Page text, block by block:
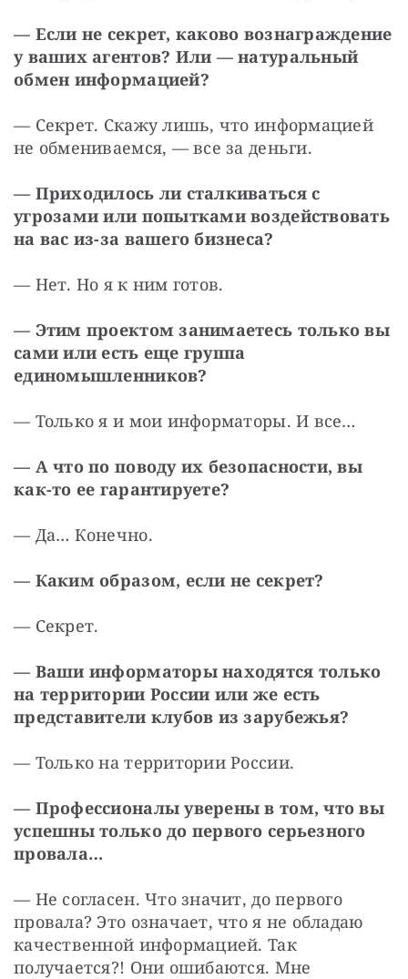
— Если не секрет, каково вознаграждение
у ваших агентов? Или — натуральный
обмен информацией?
— Секрет. Скажу лишь, что информацией
не обмениваемся, — все за деньги.
— Приходилось ли сталкиваться с
угрозами или попытками воздействовать
на вас из-за вашего бизнеса?
— Нет. Но я к ним готов.
— Этим проектом занимаетесь только вы
сами или есть еще группа
единомышленников?
— Только я и мои информаторы. И все…
— А что по поводу их безопасности, вы
как-то ее гарантируете?
— Да… Конечно.
— Каким образом, если не секрет?
— Секрет.
— Ваши информаторы находятся только
на территории России или же есть
представители клубов из зарубежья?
— Только на территории России.
— Профессионалы уверены в том, что вы
успешны только до первого серьезного
провала…
— Не согласен. Что значит, до первого
провала? Это означает, что я не обладаю
качественной информацией. Так
получается?! Они ошибаются. Мне